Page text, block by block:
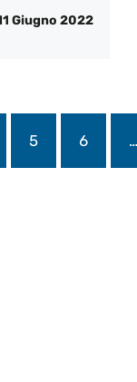
Giugno 2022
5 6 …